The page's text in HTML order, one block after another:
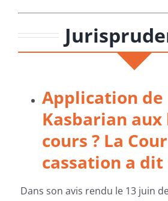
Application de
Kasbarian aux
cours ? La
cassation a dit
Dans son avis rendu le 13 juin